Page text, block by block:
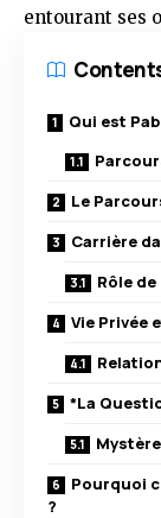
entourant ses
Qui est
Le
Carrière
Rôle
Vie Privée
*La
Pourquoi
?